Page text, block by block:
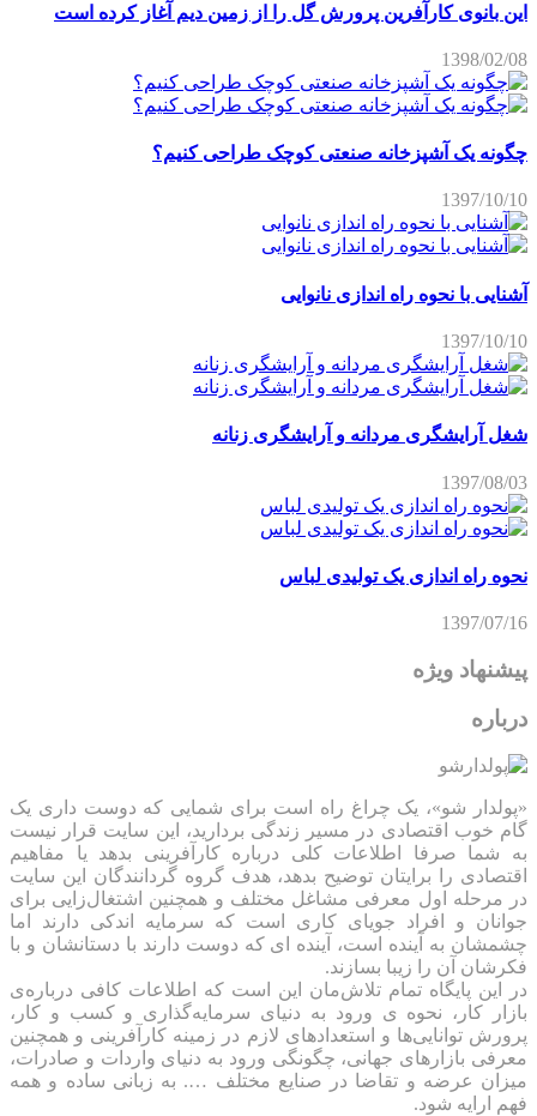
این بانوی کارآفرین پرورش گل را از زمین دیم آغاز کرده است
1398/02/08
چگونه یک آشپزخانه صنعتی کوچک طراحی کنیم؟
1397/10/10
آشنایی با نحوه راه اندازی نانوایی
1397/10/10
شغل آرایشگری مردانه و آرایشگری زنانه
1397/08/03
نحوه راه اندازی یک تولیدی لباس
1397/07/16
پیشنهاد ویژه
درباره
«پولدار شو»، یک چراغ راه است برای شمایی که دوست داری یک
گام خوب اقتصادی در مسیر زندگی بردارید، این سایت قرار نیست
به شما صرفا اطلاعات کلی درباره کارآفرینی بدهد یا مفاهیم
اقتصادی را برایتان توضیح بدهد، هدف گروه گردانندگان این سایت
در مرحله اول معرفی مشاغل مختلف و همچنین اشتغال‌زایی برای
جوانان و افراد جویای کاری است که سرمایه اندکی دارند اما
چشمشان به آینده است، آینده ای که دوست دارند با دستانشان و با
فکرشان آن را زیبا بسازند.
در این پایگاه تمام تلاش‌مان این است که ‌اطلاعات کافی درباره‌ی
بازار کار، نحوه ی ورود به دنیای سرمایه‌گذاری و کسب و کار،
پرورش توانایی‌ها و استعدادهای لازم در زمینه کارآفرینی و همچنین
معرفی بازارهای جهانی، چگونگی ورود به دنیای واردات و صادرات،
میزان عرضه و تقاضا در صنایع مختلف …. به زبانی ساده و همه
فهم ارایه شود.